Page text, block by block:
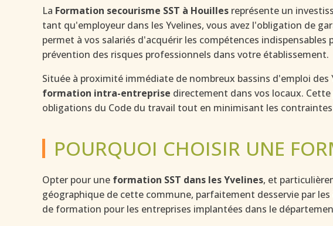
La Formation secourisme SST à Houilles représente un
tant qu'employeur dans les Yvelines, vous avez l'obligation de
permet à vos salariés d'acquérir les compétences
prévention des risques professionnels dans votre établissement.
Située à proximité immédiate de nombreux bassins d'emploi
formation intra-entreprise directement dans vos locaux.
obligations du Code du travail tout en minimisant les
POURQUOI CHOISIR UNE
Opter pour une formation SST dans les Yvelines, et
géographique de cette commune, parfaitement desservie par
de formation pour les entreprises implantées dans le